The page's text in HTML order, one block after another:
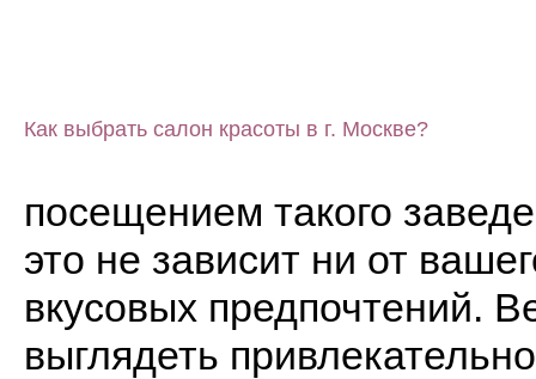
Как выбрать салон красоты в г. Москве?
посещением такого
это не зависит ни от
вкусовых предпочтений.
выглядеть